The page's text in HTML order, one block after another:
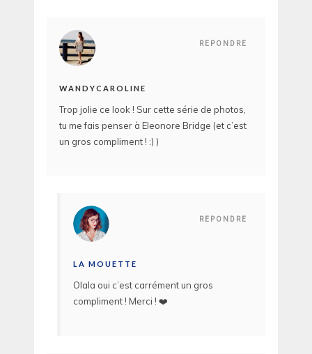
REPONDRE
WANDYCAROLINE
Trop jolie ce look ! Sur cette série de photos,
tu me fais penser à Eleonore Bridge (et c’est
un gros compliment ! :) )
REPONDRE
LA MOUETTE
Olala oui c’est carrément un gros
compliment ! Merci ! ❤️